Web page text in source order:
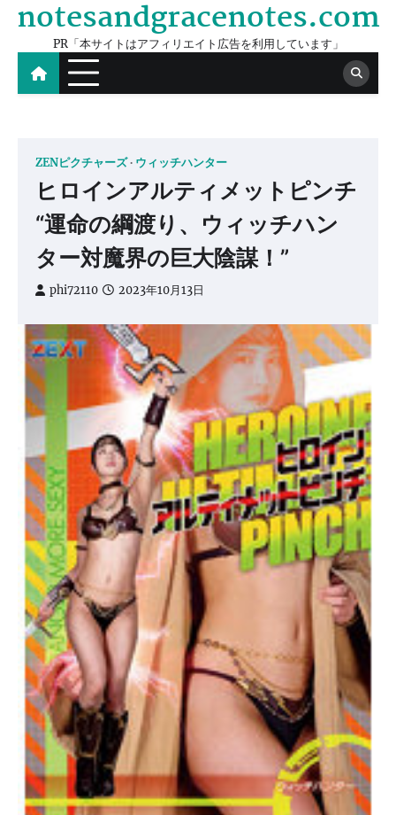
Skip
content
notesandgracenotes.com
PR「本サイトはアフィリエイト広告を利用しています」
ZENピクチャーズ ウィッチハンター
ヒロインアルティメットピンチ
“運命の綱渡り、ウィッチハン
ター対魔界の巨大陰謀！”
phi72110 2023年10月13日